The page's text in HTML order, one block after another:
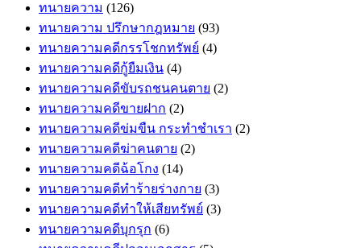
ทนายความ (126)
ทนายความ ปรึกษากฎหมาย (93)
ทนายความคดีกรรโชกทรัพย์ (4)
ทนายความคดีกู้ยืมเงิน (4)
ทนายความคดีขับรถชนคนตาย (2)
ทนายความคดีขายฝาก (2)
ทนายความคดีข่มขืน กระทำชำเรา (2)
ทนายความคดีฆ่าคนตาย (2)
ทนายความคดีฉ้อโกง (14)
ทนายความคดีทำร้ายร่างกาย (3)
ทนายความคดีทำให้เสียทรัพย์ (3)
ทนายความคดีบุกรุก (6)